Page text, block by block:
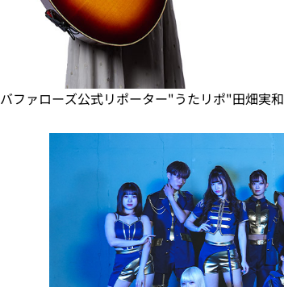
バファローズ公式リポーター"うたリポ"田畑実和